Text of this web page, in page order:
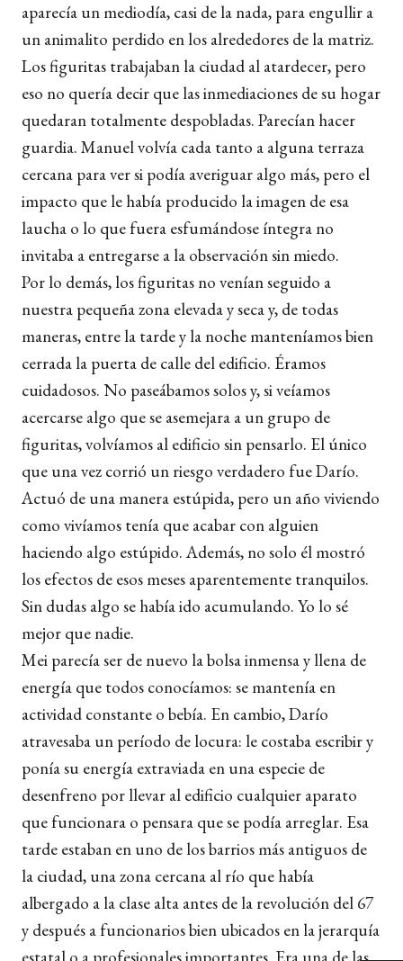
aparecía un mediodía, casi de la nada, para engullir a
un animalito perdido en los alrededores de la matriz.
Los figuritas trabajaban la ciudad al atardecer, pero
eso no quería decir que las inmediaciones de su hogar
quedaran totalmente despobladas. Parecían hacer
guardia. Manuel volvía cada tanto a alguna terraza
cercana para ver si podía averiguar algo más, pero el
impacto que le había producido la imagen de esa
laucha o lo que fuera esfumándose íntegra no
invitaba a entregarse a la observación sin miedo.
Por lo demás, los figuritas no venían seguido a
nuestra pequeña zona elevada y seca y, de todas
maneras, entre la tarde y la noche manteníamos bien
cerrada la puerta de calle del edificio. Éramos
cuidadosos. No paseábamos solos y, si veíamos
acercarse algo que se asemejara a un grupo de
figuritas, volvíamos al edificio sin pensarlo. El único
que una vez corrió un riesgo verdadero fue Darío.
Actuó de una manera estúpida, pero un año viviendo
como vivíamos tenía que acabar con alguien
haciendo algo estúpido. Además, no solo él mostró
los efectos de esos meses aparentemente tranquilos.
Sin dudas algo se había ido acumulando. Yo lo sé
mejor que nadie.
Mei parecía ser de nuevo la bolsa inmensa y llena de
energía que todos conocíamos: se mantenía en
actividad constante o bebía. En cambio, Darío
atravesaba un período de locura: le costaba escribir y
ponía su energía extraviada en una especie de
desenfreno por llevar al edificio cualquier aparato
que funcionara o pensara que se podía arreglar. Esa
tarde estaban en uno de los barrios más antiguos de
la ciudad, una zona cercana al río que había
albergado a la clase alta antes de la revolución del 67
y después a funcionarios bien ubicados en la jerarquía